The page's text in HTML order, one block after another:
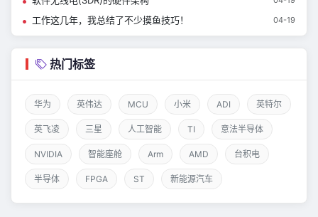
工作这几年，我总结了不少摸鱼技巧！ 04-19
热门标签
华为 英伟达 MCU 小米 ADI 英特尔
英飞凌 三星 人工智能 TI 意法半导体
NVIDIA 智能座舱 Arm AMD 台积电
半导体 FPGA ST 新能源汽车